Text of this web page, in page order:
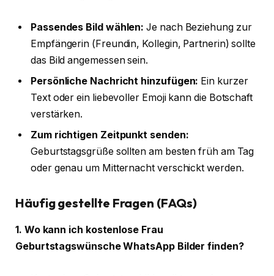
Passendes Bild wählen: Je nach Beziehung zur
Empfängerin (Freundin, Kollegin, Partnerin) sollte
das Bild angemessen sein.
Persönliche Nachricht hinzufügen: Ein kurzer
Text oder ein liebevoller Emoji kann die Botschaft
verstärken.
Zum richtigen Zeitpunkt senden:
Geburtstagsgrüße sollten am besten früh am Tag
oder genau um Mitternacht verschickt werden.
Häufig gestellte Fragen (FAQs)
1. Wo kann ich kostenlose Frau
Geburtstagswünsche WhatsApp Bilder finden?